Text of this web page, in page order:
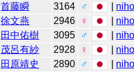
首藤瞬 3164 ♂
徐文燕 2946 ♀
田中佑樹 3095 ♂
茂呂有紗 2928 ♀
田原靖史 2890 ♂